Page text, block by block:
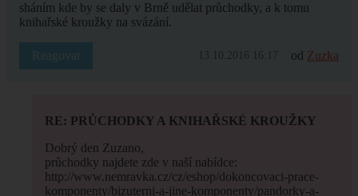
sháním kde by se daly v Brně udělat průchodky, a k tomu
knihařské kroužky na svázání.
Reagovat 13.10.2016 16:17 od Zuzka
RE: PRŮCHODKY A KNIHAŘSKÉ KROUŽKY
Dobrý den Zuzano,
průchodky najdete zde v naší nabídce:
http://www.nemravka.cz/cz/eshop/dokoncovaci-prace-
komponenty/bizuterni-a-jine-komponenty/pandorky-a-